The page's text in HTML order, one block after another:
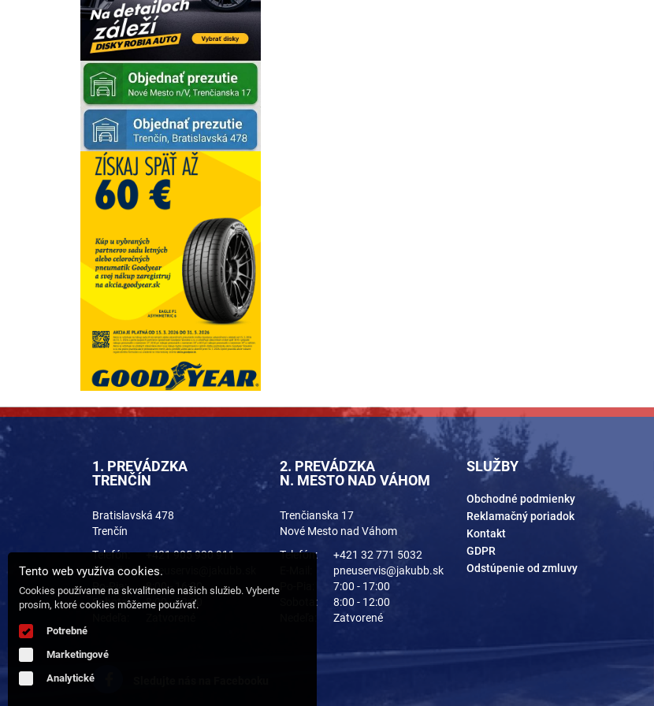
1. PREVÁDZKA
TRENČÍN
Bratislavská 478
Trenčín
Telefón:
+421 905 930 911
E-Mail:
pneuservis@jakubb.sk
Po-Pia:
8:00 - 16:30
Sobota:
8:00 - 12:00
2. PREVÁDZKA
N. MESTO NAD VÁHOM
Trenčianska 17
Nové Mesto nad Váhom
Telefón:
+421 32 771 5032
pneuservis@jakubb.sk
7:00 - 17:00
Sobota:
8:00 - 12:00
Zatvorené
SLUŽBY
Obchodné podmienky
Reklamačný poriadok
Kontakt
GDPR
Odstúpenie od zmluvy
Tento web využíva cookies.
Cookies používame na skvalitnenie našich služieb. Vyberte
prosím, ktoré cookies môžeme používať.
Potrebné
Marketingové
Analytické